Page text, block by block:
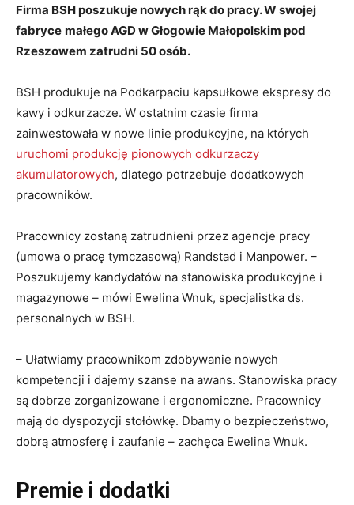
Firma BSH poszukuje nowych rąk do pracy. W swojej
fabryce małego AGD w Głogowie Małopolskim pod
Rzeszowem zatrudni 50 osób.
BSH produkuje na Podkarpaciu kapsułkowe ekspresy do
kawy i odkurzacze. W ostatnim czasie firma
zainwestowała w nowe linie produkcyjne, na których
uruchomi produkcję pionowych odkurzaczy
akumulatorowych, dlatego potrzebuje dodatkowych
pracowników.
Pracownicy zostaną zatrudnieni przez agencje pracy
(umowa o pracę tymczasową) Randstad i Manpower. –
Poszukujemy kandydatów na stanowiska produkcyjne i
magazynowe – mówi Ewelina Wnuk, specjalistka ds.
personalnych w BSH.
– Ułatwiamy pracownikom zdobywanie nowych
kompetencji i dajemy szanse na awans. Stanowiska pracy
są dobrze zorganizowane i ergonomiczne. Pracownicy
mają do dyspozycji stołówkę. Dbamy o bezpieczeństwo,
dobrą atmosferę i zaufanie – zachęca Ewelina Wnuk.
Premie i dodatki